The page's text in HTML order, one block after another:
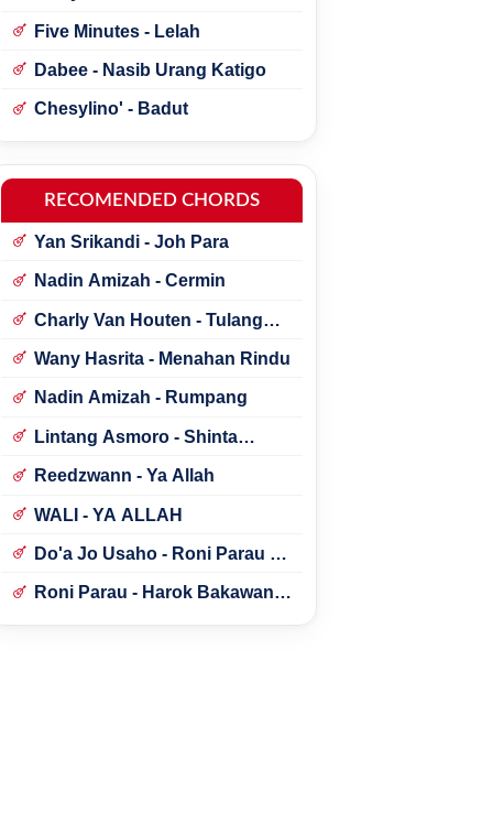
Five Minutes - Lelah
Dabee - Nasib Urang Katigo
Chesylino' - Badut
RECOMENDED CHORDS
Yan Srikandi - Joh Para
Nadin Amizah - Cermin
Charly Van Houten - Tulang
Wany Hasrita - Menahan Rindu
Nadin Amizah - Rumpang
Lintang Asmoro - Shinta
Reedzwann - Ya Allah
WALI - YA ALLAH
Do'a Jo Usaho - Roni Parau ft.
Roni Parau - Harok Bakawan